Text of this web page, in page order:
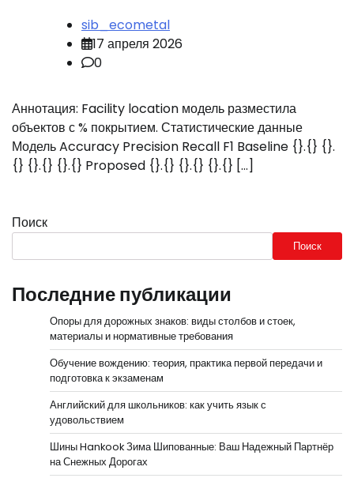
sib_ecometal
17 апреля 2026
0
Аннотация: Facility location модель разместила
объектов с % покрытием. Статистические данные
Модель Accuracy Precision Recall F1 Baseline {}.{} {}.
{} {}.{} {}.{} Proposed {}.{} {}.{} {}.{} […]
Поиск
Поиск
Последние публикации
Опоры для дорожных знаков: виды столбов и стоек,
материалы и нормативные требования
Обучение вождению: теория, практика первой передачи и
подготовка к экзаменам
Английский для школьников: как учить язык с
удовольствием
Шины Hankook Зима Шипованные: Ваш Надежный Партнёр
на Снежных Дорогах